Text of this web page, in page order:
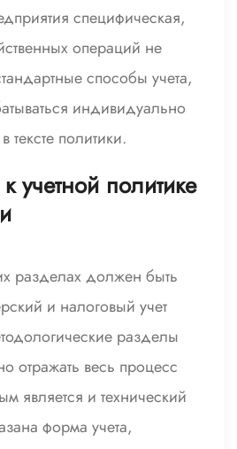
специфическая,
операций не
способы учета,
индивидуально
тексте политики.
учетной политике
разделах должен быть
и налоговый учет
разделы
отражать весь процесс
является и технический
форма учета,